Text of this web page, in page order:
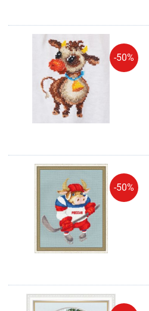
-50%
-50%